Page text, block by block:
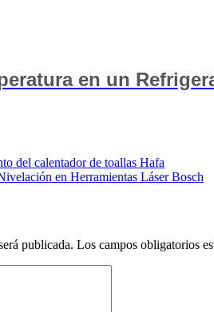
en un
del calentador de toallas Hafa
en Herramientas Láser Bosch
publicada. Los campos obligatorios